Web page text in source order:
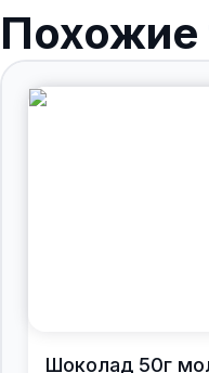
Похожие
Шоколад 50г